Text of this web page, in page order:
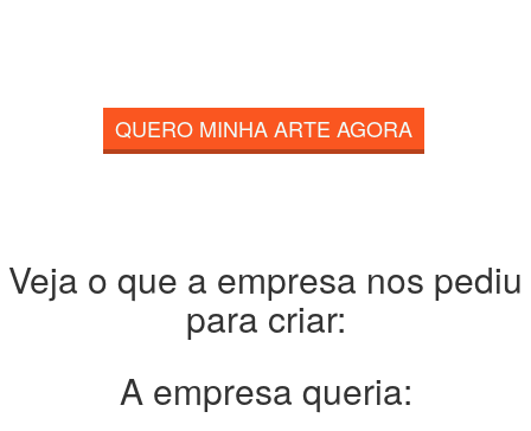
QUERO MINHA ARTE AGORA
Veja o que a empresa nos pediu
para criar:
A empresa queria: